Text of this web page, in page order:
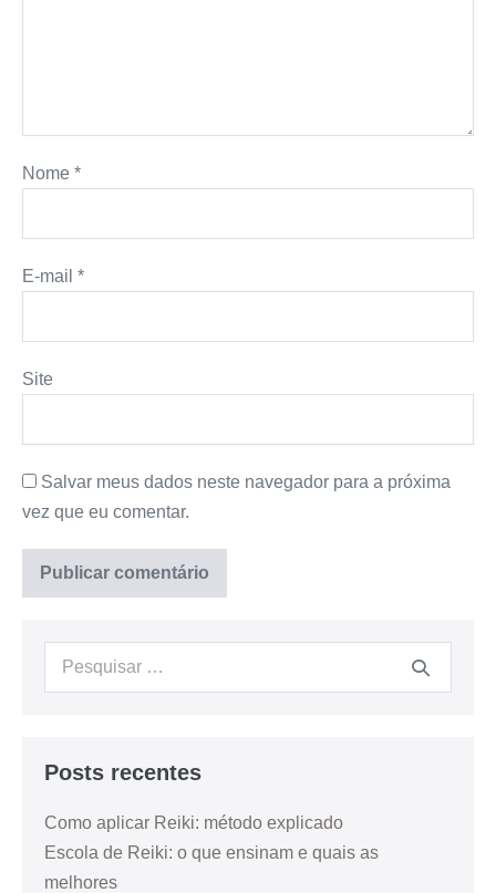
Nome *
E-mail *
Site
Salvar meus dados neste navegador para a próxima
vez que eu comentar.
Posts recentes
Como aplicar Reiki: método explicado
Escola de Reiki: o que ensinam e quais as
melhores